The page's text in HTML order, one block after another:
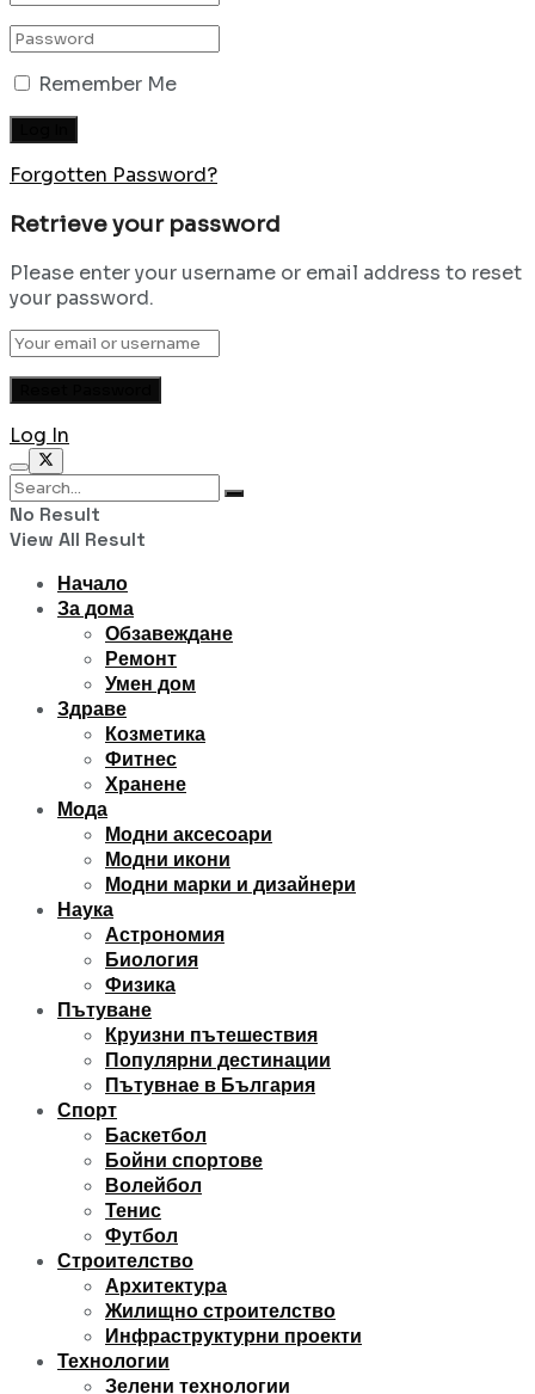
Remember Me
Forgotten Password?
Retrieve your password
Please enter your username or email address to reset
your password.
Log In
No Result
View All Result
Начало
За дома
Обзавеждане
Ремонт
Умен дом
Здраве
Козметика
Фитнес
Хранене
Мода
Модни аксесоари
Модни икони
Модни марки и дизайнери
Наука
Астрономия
Биология
Физика
Пътуване
Круизни пътешествия
Популярни дестинации
Пътувнае в България
Спорт
Баскетбол
Бойни спортове
Волейбол
Тенис
Футбол
Строителство
Архитектура
Жилищно строителство
Инфраструктурни проекти
Технологии
Зелени технологии